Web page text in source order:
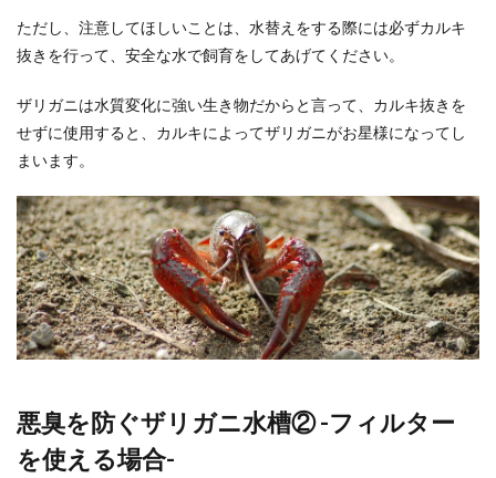
ただし、注意してほしいことは、水替えをする際には必ずカルキ
抜きを行って、安全な水で飼育をしてあげてください。
ザリガニは水質変化に強い生き物だからと言って、カルキ抜きを
せずに使用すると、カルキによってザリガニがお星様になってし
まいます。
悪臭を防ぐザリガニ水槽② -フィルター
を使える場合-